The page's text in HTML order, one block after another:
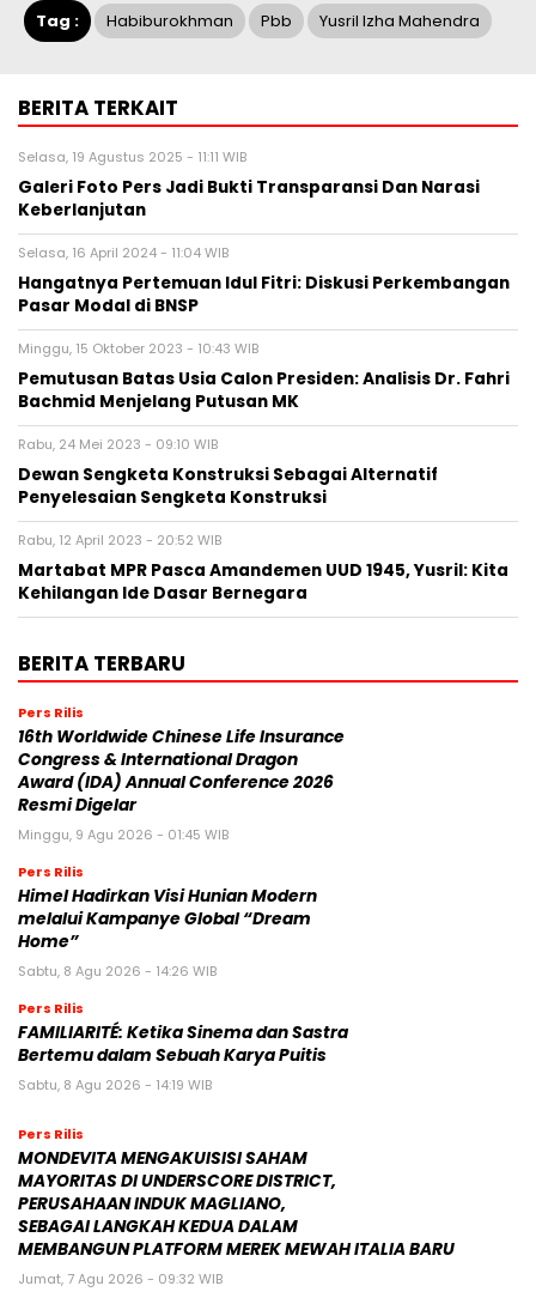
Tag : Habiburokhman Pbb Yusril Izha Mahendra
BERITA TERKAIT
Selasa, 19 Agustus 2025 - 11:11 WIB
Galeri Foto Pers Jadi Bukti Transparansi Dan Narasi
Keberlanjutan
Selasa, 16 April 2024 - 11:04 WIB
Hangatnya Pertemuan Idul Fitri: Diskusi Perkembangan
Pasar Modal di BNSP
Minggu, 15 Oktober 2023 - 10:43 WIB
Pemutusan Batas Usia Calon Presiden: Analisis Dr. Fahri
Bachmid Menjelang Putusan MK
Rabu, 24 Mei 2023 - 09:10 WIB
Dewan Sengketa Konstruksi Sebagai Alternatif
Penyelesaian Sengketa Konstruksi
Rabu, 12 April 2023 - 20:52 WIB
Martabat MPR Pasca Amandemen UUD 1945, Yusril: Kita
Kehilangan Ide Dasar Bernegara
BERITA TERBARU
Pers Rilis
16th Worldwide Chinese Life Insurance
Congress & International Dragon
Award (IDA) Annual Conference 2026
Resmi Digelar
Minggu, 9 Agu 2026 - 01:45 WIB
Pers Rilis
Himel Hadirkan Visi Hunian Modern
melalui Kampanye Global “Dream
Home”
Sabtu, 8 Agu 2026 - 14:26 WIB
Pers Rilis
FAMILIARITÉ: Ketika Sinema dan Sastra
Bertemu dalam Sebuah Karya Puitis
Sabtu, 8 Agu 2026 - 14:19 WIB
Pers Rilis
MONDEVITA MENGAKUISISI SAHAM
MAYORITAS DI UNDERSCORE DISTRICT,
PERUSAHAAN INDUK MAGLIANO,
SEBAGAI LANGKAH KEDUA DALAM
MEMBANGUN PLATFORM MEREK MEWAH ITALIA BARU
Jumat, 7 Agu 2026 - 09:32 WIB